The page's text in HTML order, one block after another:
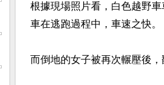
根據現場照片看，白色越野
車在逃跑過程中，車速之快。
而倒地的女子被再次輾壓後，